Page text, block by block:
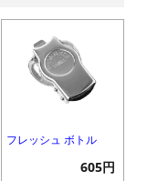
フレッシュ ボトル
605円